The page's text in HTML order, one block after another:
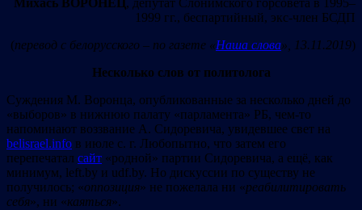
Михась ВОРОНЕЦ, депутат Слонимского горсовета в 1995–
1999 гг., беспартийный, экс-член БСДП
(перевод с белорусского – по газете «Наша слова», 13.11.2019)
Несколько слов от политолога
Суждения М. Воронца, опубликованные за несколько дней до
«выборов» в нижнюю палату «парламента» РБ, чем-то
напоминают воззвание А. Сидоревича, увидевшее свет на
belisrael.info в июле с. г. Любопытно, что затем его
перепечатал сайт «родной» партии Сидоревича, а ещё, как
минимум, left.by и udf.by. Но дискуссии по существу не
получилось; «оппозиция» не пожелала ни «реабилитировать
себя», ни «каяться».